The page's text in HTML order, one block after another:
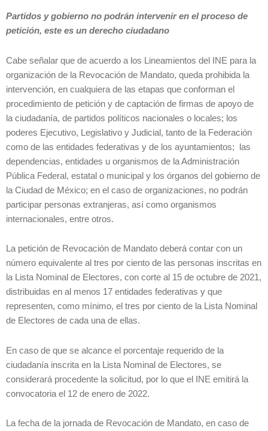
Partidos y gobierno no podrán intervenir en el proceso de
petición, este es un derecho ciudadano
Cabe señalar que de acuerdo a los Lineamientos del INE para la
organización de la Revocación de Mandato, queda prohibida la
intervención, en cualquiera de las etapas que conforman el
procedimiento de petición y de captación de firmas de apoyo de
la ciudadanía, de partidos políticos nacionales o locales; los
poderes Ejecutivo, Legislativo y Judicial, tanto de la Federación
como de las entidades federativas y de los ayuntamientos; las
dependencias, entidades u organismos de la Administración
Pública Federal, estatal o municipal y los órganos del gobierno de
la Ciudad de México; en el caso de organizaciones, no podrán
participar personas extranjeras, así como organismos
internacionales, entre otros.
La petición de Revocación de Mandato deberá contar con un
número equivalente al tres por ciento de las personas inscritas en
la Lista Nominal de Electores, con corte al 15 de octubre de 2021,
distribuidas en al menos 17 entidades federativas y que
representen, como mínimo, el tres por ciento de la Lista Nominal
de Electores de cada una de ellas.
En caso de que se alcance el porcentaje requerido de la
ciudadanía inscrita en la Lista Nominal de Electores, se
considerará procedente la solicitud, por lo que el INE emitirá la
convocatoria el 12 de enero de 2022.
La fecha de la jornada de Revocación de Mandato, en caso de